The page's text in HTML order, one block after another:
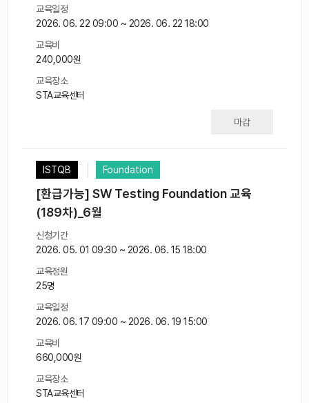
교육일정
2026. 06. 22 09:00 ~ 2026. 06. 22 18:00
교육비
240,000원
교육장소
STA교육센터
마감
ISTQB Foundation
[환급가능] SW Testing Foundation 교육
(189차)_6월
신청기간
2026. 05. 01 09:30 ~ 2026. 06. 15 18:00
교육정원
25명
교육일정
2026. 06. 17 09:00 ~ 2026. 06. 19 15:00
교육비
660,000원
교육장소
STA교육센터